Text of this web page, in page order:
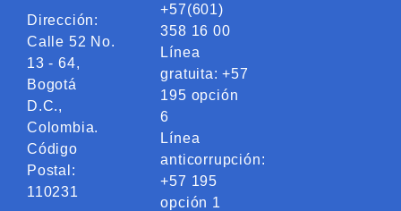
Dirección:
Calle 52 No.
13 - 64,
Bogotá
D.C.,
Colombia.
Código
Postal:
110231
+57(601)
358 16 00
Línea
gratuita: +57
195 opción
6
Línea
anticorrupción:
+57 195
opción 1